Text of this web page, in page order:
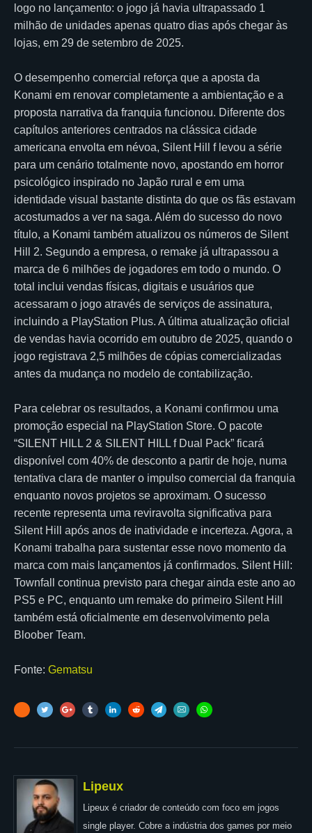
logo no lançamento: o jogo já havia ultrapassado 1
milhão de unidades apenas quatro dias após chegar às
lojas, em 29 de setembro de 2025.
O desempenho comercial reforça que a aposta da
Konami em renovar completamente a ambientação e a
proposta narrativa da franquia funcionou. Diferente dos
capítulos anteriores centrados na clássica cidade
americana envolta em névoa, Silent Hill f levou a série
para um cenário totalmente novo, apostando em horror
psicológico inspirado no Japão rural e em uma
identidade visual bastante distinta do que os fãs estavam
acostumados a ver na saga. Além do sucesso do novo
título, a Konami também atualizou os números de Silent
Hill 2. Segundo a empresa, o remake já ultrapassou a
marca de 6 milhões de jogadores em todo o mundo. O
total inclui vendas físicas, digitais e usuários que
acessaram o jogo através de serviços de assinatura,
incluindo a PlayStation Plus. A última atualização oficial
de vendas havia ocorrido em outubro de 2025, quando o
jogo registrava 2,5 milhões de cópias comercializadas
antes da mudança no modelo de contabilização.
Para celebrar os resultados, a Konami confirmou uma
promoção especial na PlayStation Store. O pacote
“SILENT HILL 2 & SILENT HILL f Dual Pack” ficará
disponível com 40% de desconto a partir de hoje, numa
tentativa clara de manter o impulso comercial da franquia
enquanto novos projetos se aproximam. O sucesso
recente representa uma reviravolta significativa para
Silent Hill após anos de inatividade e incerteza. Agora, a
Konami trabalha para sustentar esse novo momento da
marca com mais lançamentos já confirmados. Silent Hill:
Townfall continua previsto para chegar ainda este ano ao
PS5 e PC, enquanto um remake do primeiro Silent Hill
também está oficialmente em desenvolvimento pela
Bloober Team.
Fonte: Gematsu
Lipeux
Lipeux é criador de conteúdo com foco em jogos
single player. Cobre a indústria dos games por meio